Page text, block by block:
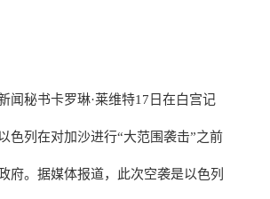
闻秘书卡罗琳·莱维特17日在白宫记
色列在对加沙进行“大范围袭击”之前
府。据媒体报道，此次空袭是以色列